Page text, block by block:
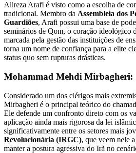
Alireza Arafi é visto como a escolha de
tradicional. Membro da Assembleia dos
Guardiões, Arafi possui uma base de
seminários de Qom, o coração ideológico
marcada pela gestão das instituições de
torna um nome de confiança para a elite
status quo sem rupturas drásticas.
Mohammad Mehdi Mirbagheri:
Considerado um dos clérigos mais
Mirbagheri é o principal teórico do
Ele defende um confronto direto com os
aplicação ainda mais rigorosa da lei
significativamente entre os setores mais
Revolucionária (IRGC), que veem nele
manter a postura agressiva do Irã no